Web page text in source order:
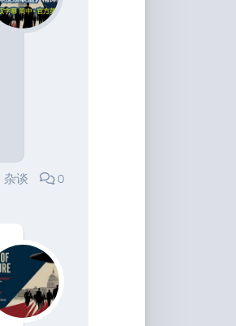
杂谈
0